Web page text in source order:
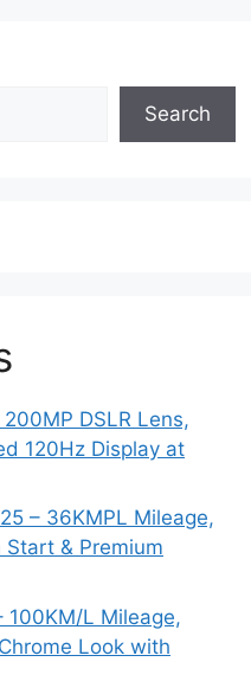
Search
DSLR Lens,
120Hz Display at
– 36KMPL Mileage,
& Premium
100KM/L Mileage,
Look with